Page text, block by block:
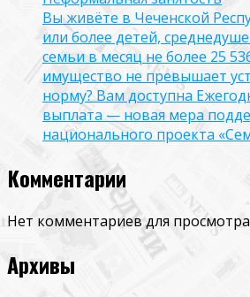
Вы живёте в Чеченской
или более детей,
семьи в месяц не более 25
имущество не превышает
норму? Вам доступна
выплата — новая мера
национального проекта
Комментарии
Нет комментариев для
Архивы